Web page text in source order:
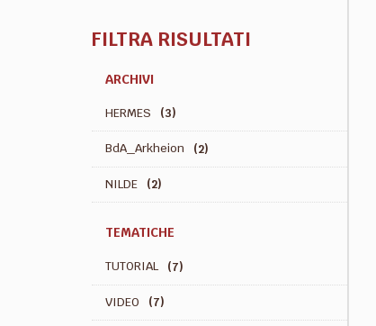
FILTRA RISULTATI
ARCHIVI
HERMES (3)
BdA_Arkheion (2)
NILDE (2)
TEMATICHE
TUTORIAL (7)
VIDEO (7)